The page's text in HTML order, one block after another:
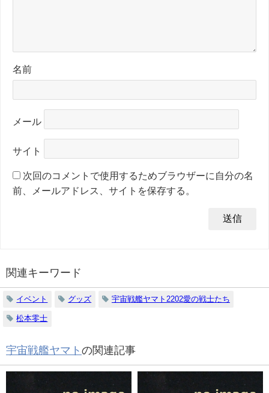
名前
メール
サイト
次回のコメントで使用するためブラウザーに自分の名
前、メールアドレス、サイトを保存する。
関連キーワード
イベント グッズ 宇宙戦艦ヤマト2202愛の戦士たち
松本零士
宇宙戦艦ヤマト の関連記事